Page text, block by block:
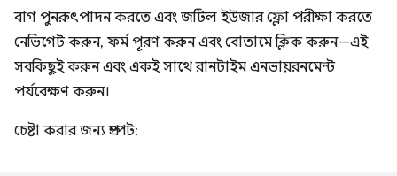
বাগ পুনরুৎপাদন করতে এবং জটিল ইউজার ফ্লো পরীক্ষা করতে
নেভিগেট করুন, ফর্ম পূরণ করুন এবং বোতামে ক্লিক করুন—এই
সবকিছুই করুন এবং একই সাথে রানটাইম এনভায়রনমেন্ট
পর্যবেক্ষণ করুন।
চেষ্টা করার জন্য প্রম্পট: